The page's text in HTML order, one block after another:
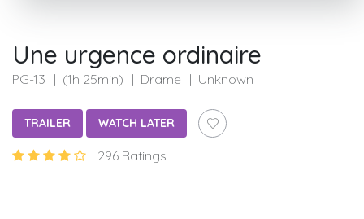
Une urgence ordinaire
PG-13 (1h 25min) Drame Unknown
TRAILER WATCH LATER
296 Ratings